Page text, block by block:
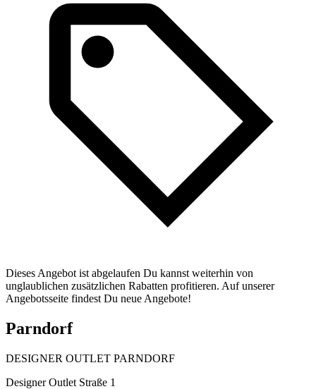
Dieses Angebot ist abgelaufen Du kannst weiterhin von
unglaublichen zusätzlichen Rabatten profitieren. Auf unserer
Angebotsseite findest Du neue Angebote!
Parndorf
DESIGNER OUTLET PARNDORF
Designer Outlet Straße 1